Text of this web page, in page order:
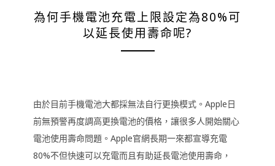
為何手機電池充電上限設定為80%可
以延長使用壽命呢?
由於目前手機電池大都採無法自行更換模式。Apple日
前無預警再度調高更換電池的價格，讓很多人開始關心
電池使用壽命問題。Apple官網長期一來都宣導充電
80%不但快速可以充電而且有助延長電池使用壽命，